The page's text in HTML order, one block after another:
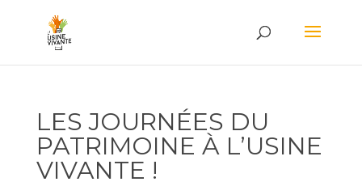
LES JOURNÉES DU
PATRIMOINE À L’USINE
VIVANTE !